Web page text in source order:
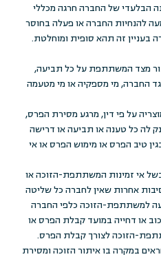
הבלעדי של החברה חרגה מכללי
להנחיות החברה או פעלה בחוסר
בעניין זה תהא סופית ומוחלטת.
מצד המשתתפת על כל תביעה,
החברה, מי מספקיה או מי מטעמה
על פי דין, מרגע מסירת הפרס,
כל טענה או תביעה או דרישה
טיב הפרס או מימוש הפרס או אי
אי זמינות המשתתפת-הזוכה או
אחרות שאין לחברה כל שליטה
למשתתפת-הזוכה כלפי החברה
או דחייה במועד קבלת הפרס או
הזוכה לצורך קבלת הפרס.
במקרה בו איתור הזוכה ומסירת